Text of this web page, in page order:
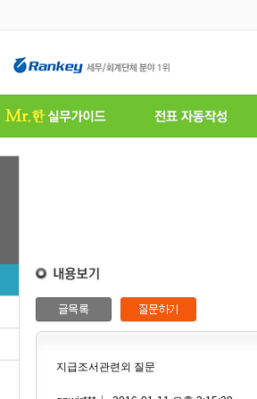
지급조서관련외 질문